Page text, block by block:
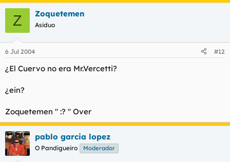
Z Zoquetemen
Asiduo
6 Jul 2004 #12
¿El Cuervo no era Mr.Vercetti?
¿ein?
Zoquetemen " :? " Over
pablo garcia lopez
O Pandigueiro Moderador